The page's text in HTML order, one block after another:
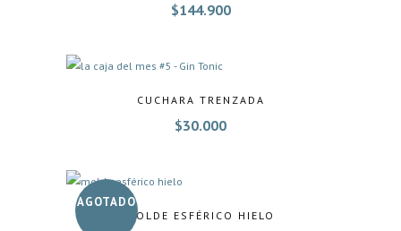
$144.900
CUCHARA TRENZADA
$30.000
AGOTADO
MOLDE ESFÉRICO HIELO